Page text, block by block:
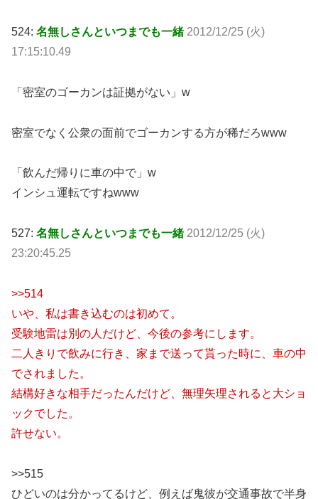
524: 名無しさんといつまでも一緒 2012/12/25 (火)
17:15:10.49
「密室のゴーカンは証拠がない」w
密室でなく公衆の面前でゴーカンする方が稀だろwww
「飲んだ帰りに車の中で」w
インシュ運転ですねwww
527: 名無しさんといつまでも一緒 2012/12/25 (火)
23:20:45.25
>>514
いや、私は書き込むのは初めて。
受験地雷は別の人だけど、今後の参考にします。
二人きりで飲みに行き、家まで送って貰った時に、車の中
でされました。
結構好きな相手だったんだけど、無理矢理されると大ショ
ックでした。
許せない。
>>515
ひどいのは分かってるけど、例えば鬼彼が交通事故で半身